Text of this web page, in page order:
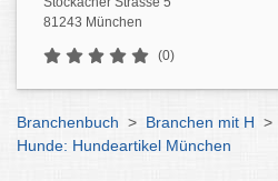
81243 München
(0)
Branchenbuch > Branchen mit H >
Hunde: Hundeartikel München